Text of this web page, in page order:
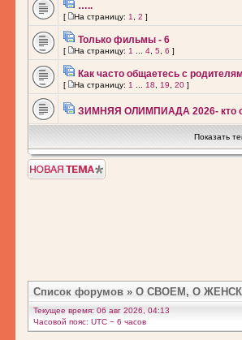
…..
[ На страницу: 1 2 ]
Только фильмы - 6
[ На страницу: 1 4 5 6 ]
Как часто общаетесь с
[ На страницу: 1 18 19 20 ]
ЗИМНЯЯ ОЛИМПИАДА 2026- кто
Показать
Новая тема
Список форумов » О СВОЕМ, О
Текущее время: 06 авг 2026, 04:13
Часовой пояс: UTC − 6 часов